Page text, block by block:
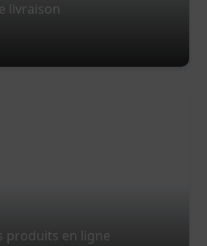
livraison
produits en ligne